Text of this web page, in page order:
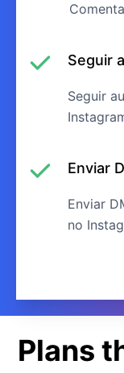
Seguir
Seguir
Enviar
Enviar
no
Plans